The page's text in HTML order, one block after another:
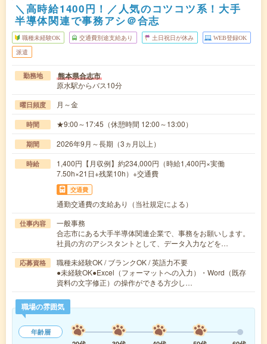
＼高時給1400円！／人気のコツコツ系！大手
半導体関連で事務アシ＠合志
職種未経験OK 交通費別途支給あり 土日祝日が休み WEB登録OK
派遣
勤務地 熊本県合志市
原水駅からバス10分
曜日頻度 月～金
時間 ★9:00～17:45（休憩時間 12:00～13:00）
期間 2026年9月～長期（3ヵ月以上）
時給
1,400円【月収例】約234,000円（時給1,400円×実働
7.50h×21日+残業10h）+交通費
交通費
通勤交通費の支給あり（当社規定による）
仕事内容
一般事務
合志市にある大手半導体関連企業で、事務をお願いします。
社員の方のアシスタントとして、データ入力などを…
応募資格
職種未経験OK / ブランクOK / 英語力不要
●未経験OK●Excel（フォーマットへの入力）・Word（既存
資料の文字修正）の操作ができる方少し…
職場の雰囲気
年齢層